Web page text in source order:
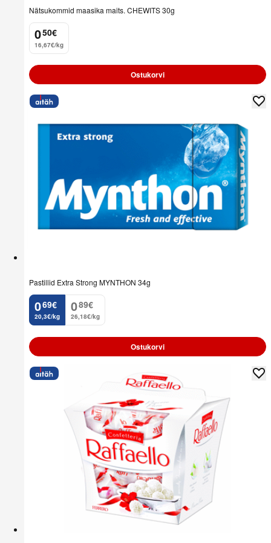
Nätsukommid maasika maits. CHEWITS 30g
0
. 50€
16,67€/kg
Ostukorvi
Pastillid Extra Strong MYNTHON 34g
0
. 69€
20,3€/kg
0
. 89€
26,18€/kg
Ostukorvi